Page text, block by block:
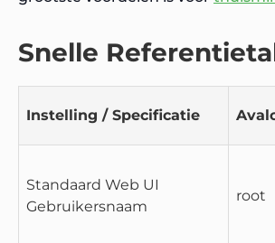
Snelle
Instelling / Specificatie
Standaard Web UI
Gebruikersnaam
root